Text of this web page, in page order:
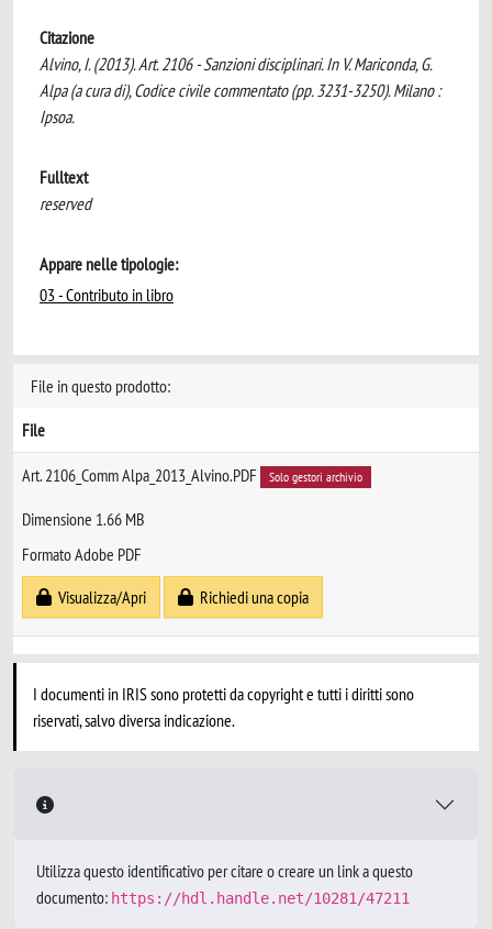
Citazione
Alvino, I. (2013). Art. 2106 - Sanzioni disciplinari. In V. Mariconda, G.
Alpa (a cura di), Codice civile commentato (pp. 3231-3250). Milano :
Ipsoa.
Fulltext
reserved
Appare nelle tipologie:
03 - Contributo in libro
File in questo prodotto:
File
Art. 2106_Comm Alpa_2013_Alvino.PDF Solo gestori archivio
Dimensione 1.66 MB
Formato Adobe PDF
Visualizza/Apri
Richiedi una copia
I documenti in IRIS sono protetti da copyright e tutti i diritti sono
riservati, salvo diversa indicazione.
Utilizza questo identificativo per citare o creare un link a questo
documento: https://hdl.handle.net/10281/47211